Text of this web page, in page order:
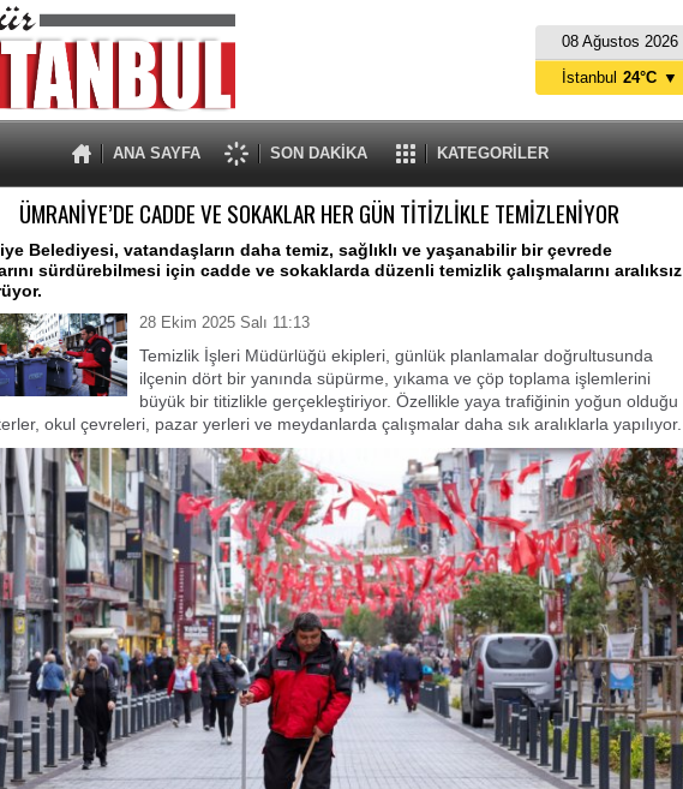
08 Ağustos 2026
ANA SAYFA SON DAKİKA KATEGORİLER
İstanbul 24°C ▼
ÜMRANİYE’DE CADDE VE SOKAKLAR HER GÜN TİTİZLİKLE TEMİZLENİYOR
Belediyesi, vatandaşların daha temiz, sağlıklı ve yaşanabilir bir çevrede
sürdürebilmesi için cadde ve sokaklarda düzenli temizlik çalışmalarını aralıksız
28 Ekim 2025 Salı 11:13
Temizlik İşleri Müdürlüğü ekipleri, günlük planlamalar doğrultusunda
ilçenin dört bir yanında süpürme, yıkama ve çöp toplama işlemlerini
büyük bir titizlikle gerçekleştiriyor. Özellikle yaya trafiğinin yoğun olduğu
okul çevreleri, pazar yerleri ve meydanlarda çalışmalar daha sık aralıklarla yapılıyor.